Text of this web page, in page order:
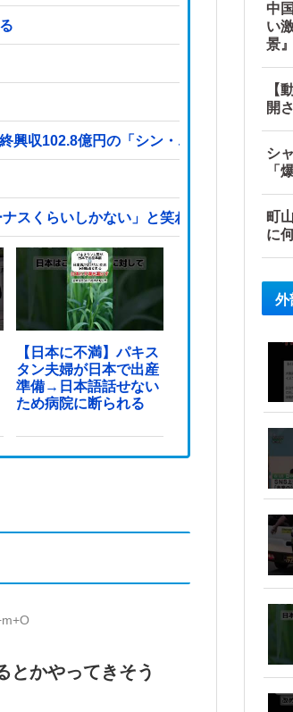
収102.8億円の「シン・エヴァ」に並ぶペ
スくらいしかない」と笑われる他
【日本に不満】パキス
タン夫婦が日本で出産
準備→日本語話せない
ため病院に断られる
とかやってきそう
中
い
景』
【
開
シ
「
町
に
外